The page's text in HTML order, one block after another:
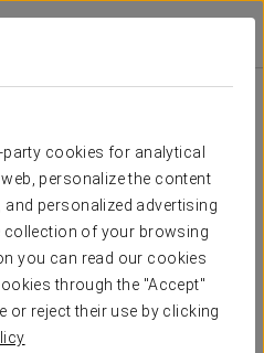
cookies for analytical
personalize the content
personalized advertising
collection of your browsing
you can read our cookies
through the "Accept"
or reject their use by clicking